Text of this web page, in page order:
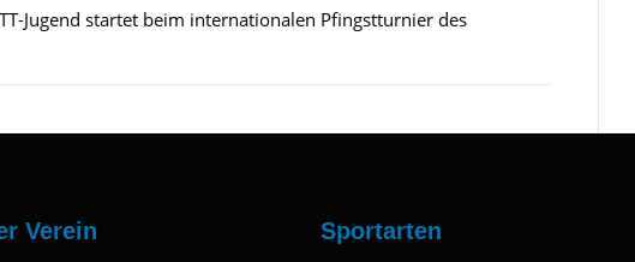
TT-Jugend startet beim internationalen Pfingstturnier des
Verein Sportarten